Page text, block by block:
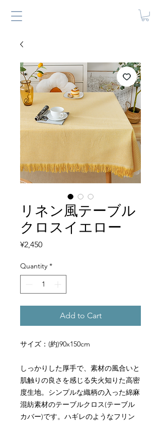
リネン風テーブル
クロスイエロー
¥2,450Price
Quantity *
Add to Cart
サイズ：(約)90x150cm
しっかりした厚手で、素材の風合いと
肌触りの良さを感じる失火知りた高密
度生地。シンプルな織柄の入った綿麻
混紡素材のテーブルクロス(テーブル
カバー)です。ハギレのようなフリン